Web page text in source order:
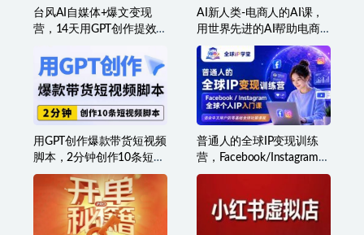
台风AI自媒体+爆文变现
营，14天用GPT创作提效
AI新人类-电商人的AI课，
用世界先进的AI帮助电商
降本增效
用GPT创作爆款带货短视频
脚本，2分钟创作10条短视
频脚本
普通人的全球IP变现训练
营，Facebook/Instagram全
球个人IP入门课，零基础全